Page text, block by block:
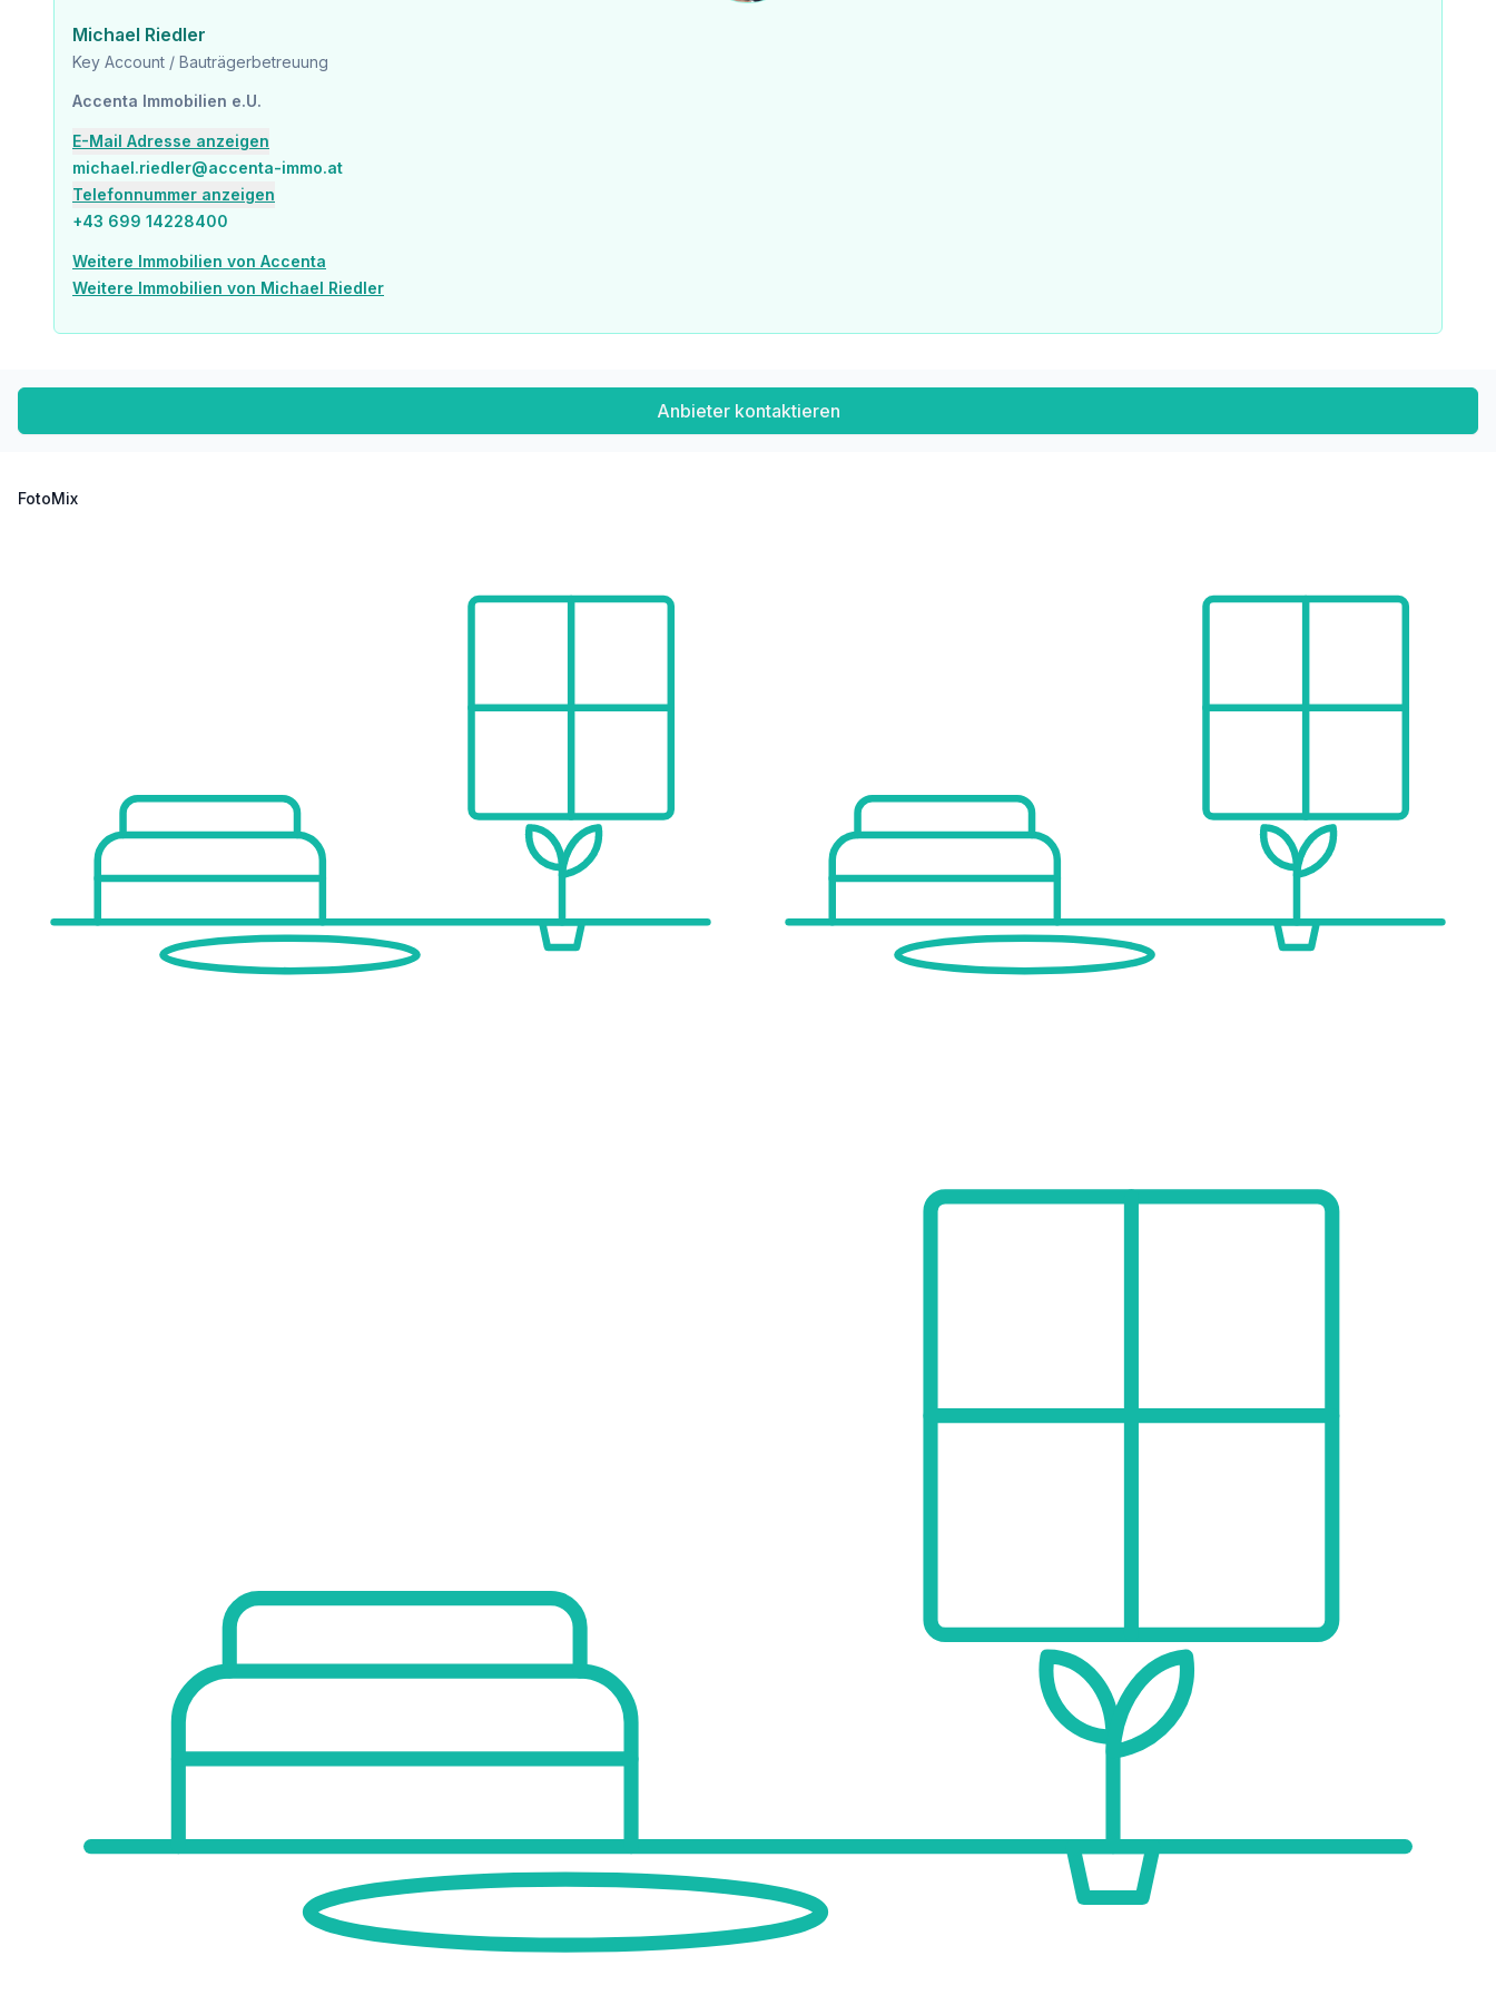
Einkaufszentrum <575m
Sonstige
Geldautomat <250m
Post <375m
Polizei <375m
Verkehr
Bus <200m
U-Bahn <300m
Straßenbahn <275m
Bahnhof <375m
Michael Riedler
Key Account / Bauträgerbetreuung
Accenta Immobilien e.U.
E-Mail Adresse anzeigen
michael.riedler@accenta-immo.at
Telefonnummer anzeigen
+43 699 14228400
Weitere Immobilien von Accenta
Weitere Immobilien von Michael Riedler
Anbieter kontaktieren
FotoMix